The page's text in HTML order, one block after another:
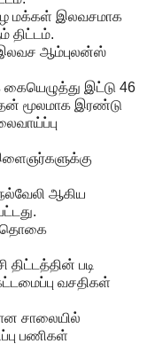
மக்கள் இலவசமாக
திட்டம்.
இலவச ஆம்புலன்ஸ்
இட்டு 46
மூலமாக இரண்டு
ஆகிய
படி
வசதிகள்
சாலையில்
பணிகள்